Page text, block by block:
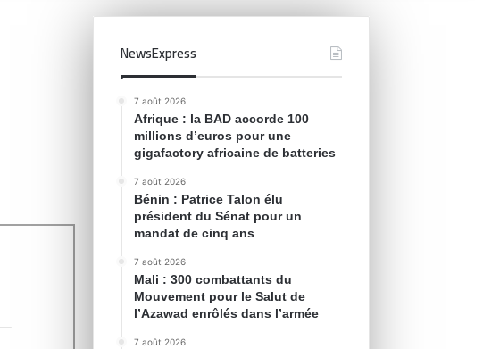
NewsExpress
7 août 2026
Afrique : la BAD accorde 100
millions d’euros pour une
gigafactory africaine de batteries
7 août 2026
Bénin : Patrice Talon élu
président du Sénat pour un
mandat de cinq ans
7 août 2026
Mali : 300 combattants du
Mouvement pour le Salut de
l’Azawad enrôlés dans l’armée
7 août 2026